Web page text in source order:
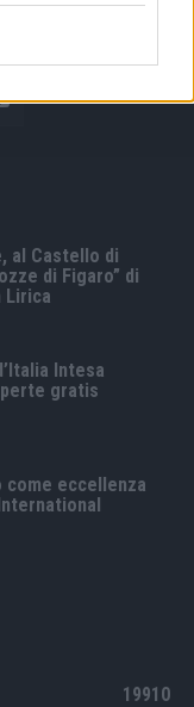
al Castello di
di Figaro” di
Lirica
Intesa
gratis
come eccellenza
19910